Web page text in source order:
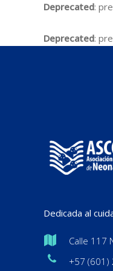
Deprecated:
Deprecated:
Dedicada al
Calle 117
+57 (601)